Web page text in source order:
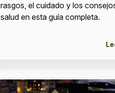
rasgos, el cuidado y los
salud en esta guía completa.